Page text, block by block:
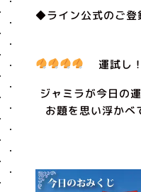
◆ライン公式のご登
運試し
ジャミラが今日の
お題を思い浮かべ